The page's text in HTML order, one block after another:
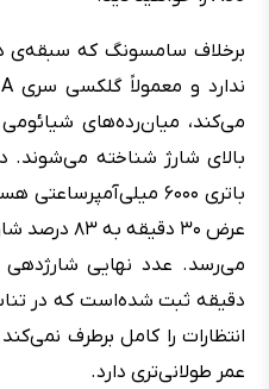
برخلاف سامسونگ که سبقه‌ی
می‌کند، میان‌رده‌های
دقیقه ثبت شده‌است که در
عمر طولانی‌تری دارد.